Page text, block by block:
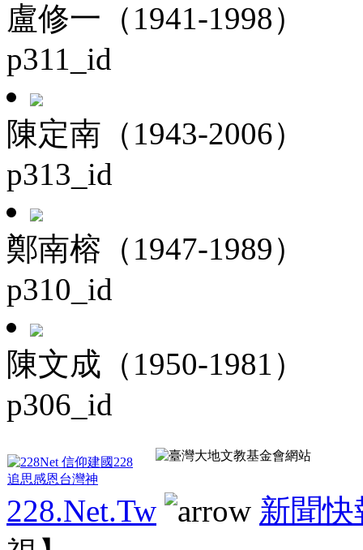
盧修一（1941-1998）
p311_id
陳定南（1943-2006）
p313_id
鄭南榕（1947-1989）
p310_id
陳文成（1950-1981）
p306_id
228.Net.Tw
新聞快